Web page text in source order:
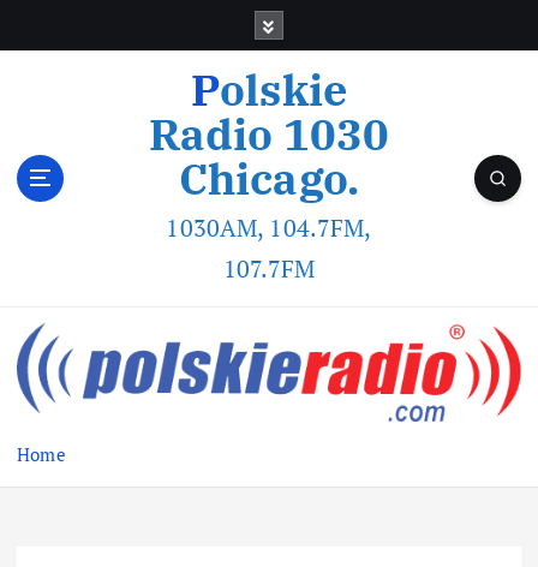
Polskie
Radio 1030
Chicago.
1030AM, 104.7FM,
107.7FM
Home